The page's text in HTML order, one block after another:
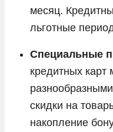
месяц.
льготные
Специальные
кредитных карт
скидки на
накопление